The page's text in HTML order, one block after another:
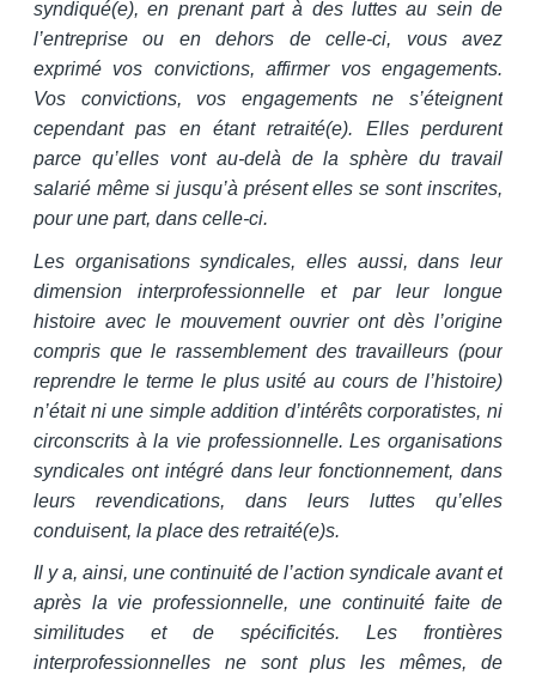
syndiqué(e), en prenant part à des luttes au sein de
l’entreprise ou en dehors de celle-ci, vous avez
exprimé vos convictions, affirmer vos engagements.
Vos convictions, vos engagements ne s’éteignent
cependant pas en étant retraité(e). Elles perdurent
parce qu’elles vont au-delà de la sphère du travail
salarié même si jusqu’à présent elles se sont inscrites,
pour une part, dans celle-ci.
Les organisations syndicales, elles aussi, dans leur
dimension interprofessionnelle et par leur longue
histoire avec le mouvement ouvrier ont dès l’origine
compris que le rassemblement des travailleurs (pour
reprendre le terme le plus usité au cours de l’histoire)
n’était ni une simple addition d’intérêts corporatistes, ni
circonscrits à la vie professionnelle. Les organisations
syndicales ont intégré dans leur fonctionnement, dans
leurs revendications, dans leurs luttes qu’elles
conduisent, la place des retraité(e)s.
Il y a, ainsi, une continuité de l’action syndicale avant et
après la vie professionnelle, une continuité faite de
similitudes et de spécificités. Les frontières
interprofessionnelles ne sont plus les mêmes, de